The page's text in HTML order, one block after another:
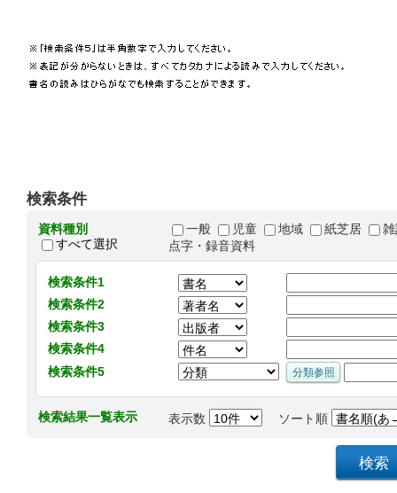
検索条件
資料種別
すべて選択
一般 児童 地域 紙芝居
点字・録音資料
検索条件1
検索条件2
検索条件3
検索条件4
検索条件5
検索結果一覧表示 表示数 ソート順